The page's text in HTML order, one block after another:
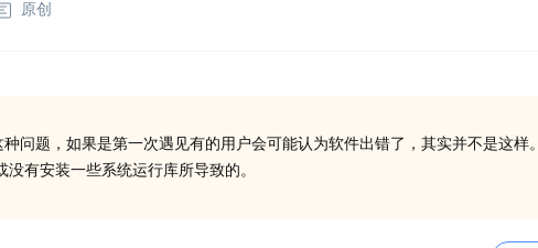
原创
问题，如果是第一次遇见有的用户会可能认为软件出错了，其实并不是这样。
有安装一些系统运行库所导致的。